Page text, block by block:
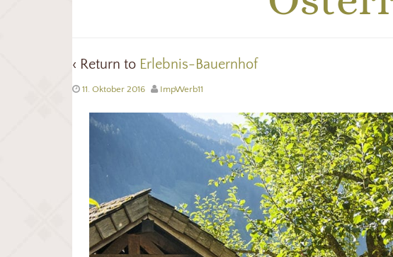
‹ Return to Erlebnis-Bauernhof
11. Oktober 2016 ImpWerb11